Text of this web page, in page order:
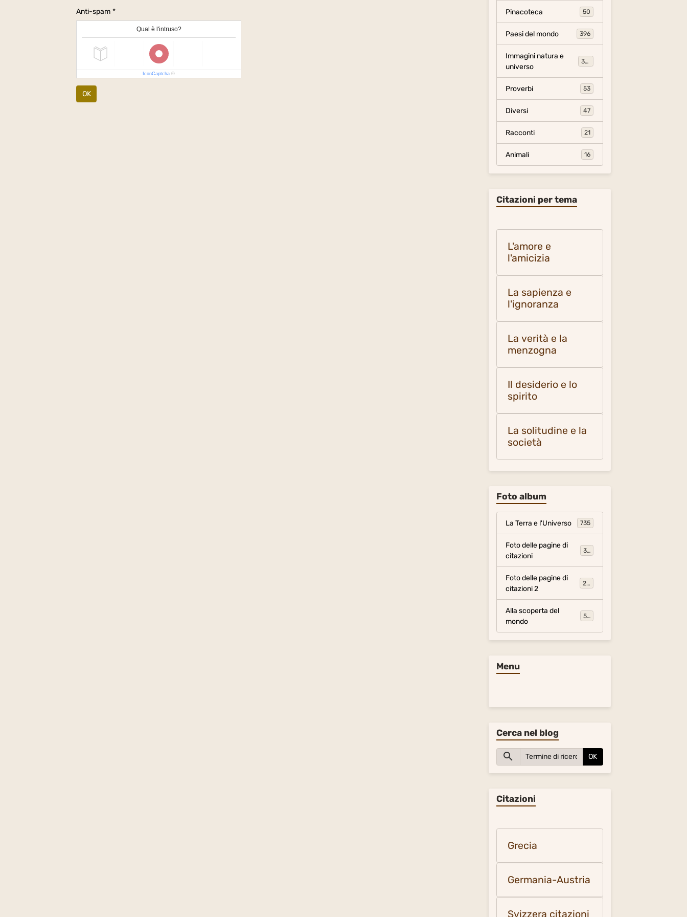
Anti-spam
Qual è l'intruso?
IconCaptcha ©
OK
Pinacoteca 50
Paesi del mondo 396
Immagini natura e
universo
306
Proverbi 53
Diversi 47
Racconti 21
Animali 16
Citazioni per tema
L'amore e
l'amicizia
La sapienza e
l'ignoranza
La verità e la
menzogna
Il desiderio e lo
spirito
La solitudine e la
società
Foto album
La Terra e l'Universo 735
Foto delle pagine di
citazioni
317
Foto delle pagine di
citazioni 2
281
Alla scoperta del
mondo
54
Menu
Cerca nel blog
OK
Citazioni
Grecia
Germania-Austria
Svizzera citazioni